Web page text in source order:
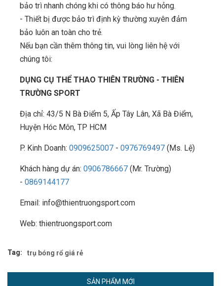
bảo trì nhanh chóng khi có thông báo hư hỏng.
- Thiết bị được bảo trì định kỳ thường xuyên đảm
bảo luôn an toàn cho trẻ.
Nếu bạn cần thêm thông tin, vui lòng liên hệ với
chúng tôi:
DỤNG CỤ THỂ THAO THIÊN TRƯỜNG - THIÊN
TRƯỜNG SPORT
Địa chỉ: 43/5 N Bà Điểm 5, Ấp Tây Lân, Xã Bà Điểm,
Huyện Hóc Môn, TP HCM
P. Kinh Doanh: 0909625007 - 0976769497 (Ms. Lệ)
Khách hàng dự án: 0906786667 (Mr. Trường)
- 0869144177
Email: info@thientruongsport.com
Web: thientruongsport.com
Tag: trụ bóng rổ giá rẻ
SẢN PHẨM MỚI